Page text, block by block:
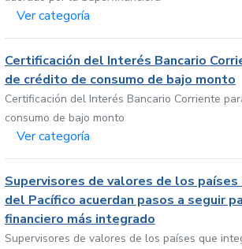
Ver categoría
Certificación del Interés Bancario
de crédito de consumo de bajo monto
Certificación del Interés Bancario Corriente
consumo de bajo monto
Ver categoría
Supervisores de valores de los
del Pacífico acuerdan pasos a seguir
financiero más integrado
Supervisores de valores de los países que